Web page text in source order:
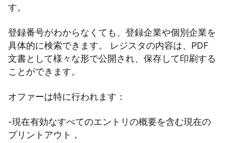
す。
登録番号がわからなくても、登録企業や個別企業を
具体的に検索できます。 レジスタの内容は、PDF
文書として様々な形で公開され、保存して印刷する
ことができます。
オファーは特に行われます：
-現在有効なすべてのエントリの概要を含む現在の
プリントアウト，